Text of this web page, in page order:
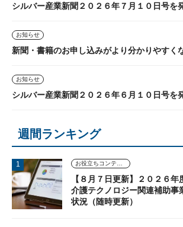
シルバー産業新聞２０２６年７月１０日号を
お知らせ
新聞・書籍のお申し込みがより分かりやすく
お知らせ
シルバー産業新聞２０２６年６月１０日号を
週間ランキング
【８月７日更新】２０２６
介護テクノロジー関連補助
状況（随時更新）